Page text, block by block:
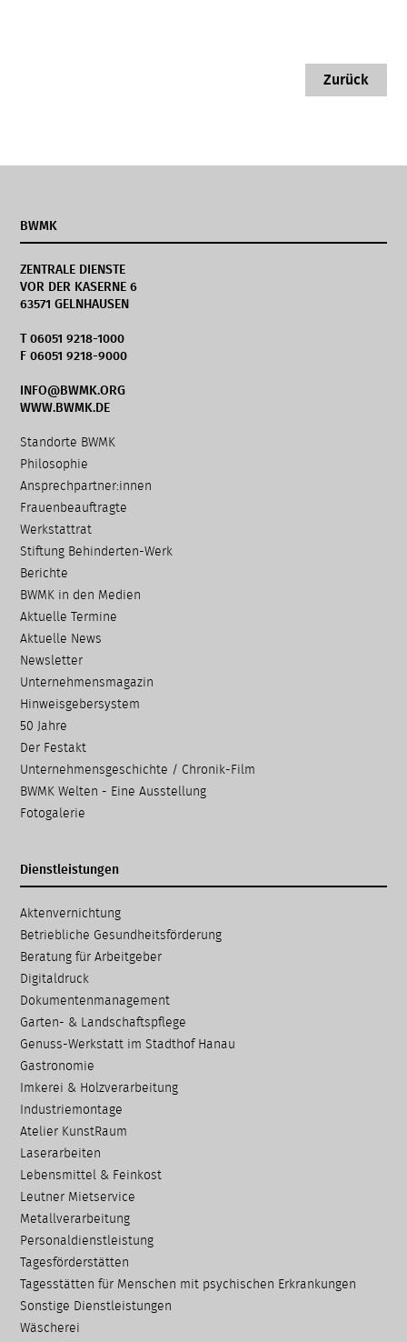
Zurück
BWMK
ZENTRALE DIENSTE
VOR DER KASERNE 6
63571 GELNHAUSEN
T 06051 9218-1000
F 06051 9218-9000
INFO@BWMK.ORG
WWW.BWMK.DE
Navigation
überspringen
Standorte BWMK
Philosophie
Ansprechpartner:innen
Frauenbeauftragte
Werkstattrat
Stiftung Behinderten-Werk
Berichte
BWMK in den Medien
Aktuelle Termine
Aktuelle News
Newsletter
Unternehmensmagazin
Hinweisgebersystem
50 Jahre
Der Festakt
Unternehmensgeschichte / Chronik-Film
BWMK Welten - Eine Ausstellung
Fotogalerie
Dienstleistungen
Navigation
überspringen
Aktenvernichtung
Betriebliche Gesundheits­förderung
Beratung für Arbeitgeber
Digitaldruck
Dokumenten­management
Garten- & Landschafts­pflege
Genuss-Werkstatt im Stadthof Hanau
Gastronomie
Imkerei & Holz­verarbeitung
Industriemontage
Atelier KunstRaum
Laserarbeiten
Lebensmittel & Feinkost
Leutner Mietservice
Metallverarbeitung
Personaldienstleistung
Tagesförderstätten
Tagesstätten für Menschen mit psychischen Erkrankungen
Sonstige Dienstleistungen
Wäscherei